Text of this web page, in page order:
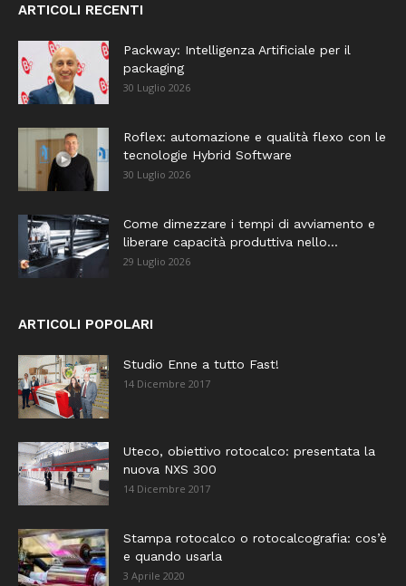
ARTICOLI RECENTI
Packway: Intelligenza Artificiale per il
packaging
30 Luglio 2026
Roflex: automazione e qualità flexo con le
tecnologie Hybrid Software
30 Luglio 2026
Come dimezzare i tempi di avviamento e
liberare capacità produttiva nello...
29 Luglio 2026
ARTICOLI POPOLARI
Studio Enne a tutto Fast!
14 Dicembre 2017
Uteco, obiettivo rotocalco: presentata la
nuova NXS 300
14 Dicembre 2017
Stampa rotocalco o rotocalcografia: cos’è
e quando usarla
3 Aprile 2020